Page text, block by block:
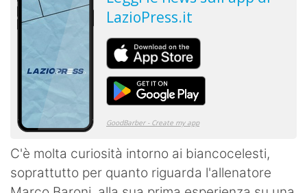
C'è molta curiosità intorno ai biancocelesti,
soprattutto per quanto riguarda l'allenatore